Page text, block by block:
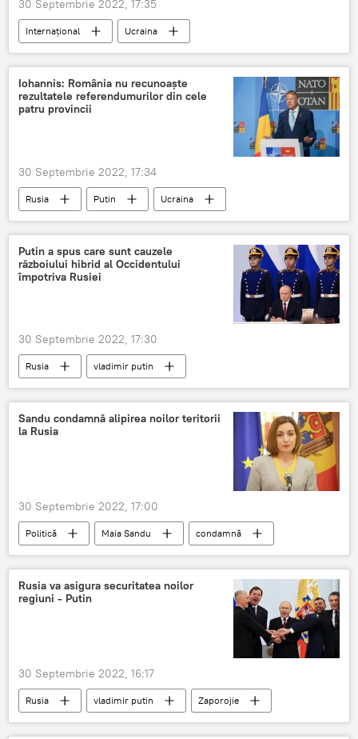
30 Septembrie 2022, 17:35
Internațional
Ucraina
Volodimir Zelenski
Iohannis: România nu recunoaşte
rezultatele referendumurilor din cele
patru provincii
30 Septembrie 2022, 17:34
Rusia Putin Ucraina
Putin a spus care sunt cauzele
războiului hibrid al Occidentului
împotriva Rusiei
30 Septembrie 2022, 17:30
Rusia vladimir putin
Sandu condamnă alipirea noilor teritorii
la Rusia
30 Septembrie 2022, 17:00
Politică Maia Sandu
condamnă
Rusia
anexa
Regiuni
Ucraina
Rusia va asigura securitatea noilor
regiuni - Putin
30 Septembrie 2022, 16:17
Rusia vladimir putin
Zaporojie
Herson
Donețk Lugansk